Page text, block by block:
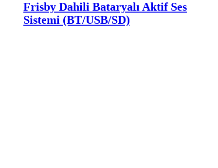
Frisby Dahili Bataryalı Aktif Ses
Sistemi (BT/USB/SD)